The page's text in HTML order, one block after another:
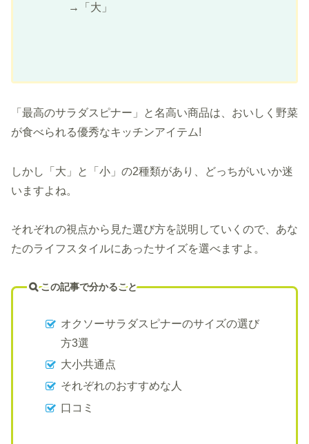
→「大」
「最高のサラダスピナー」と名高い商品は、おいしく野菜
が食べられる優秀なキッチンアイテム!
しかし「大」と「小」の2種類があり、どっちがいいか迷
いますよね。
それぞれの視点から見た選び方を説明していくので、あな
たのライフスタイルにあったサイズを選べますよ。
この記事で分かること
オクソーサラダスピナーのサイズの選び
方3選
大小共通点
それぞれのおすすめな人
口コミ